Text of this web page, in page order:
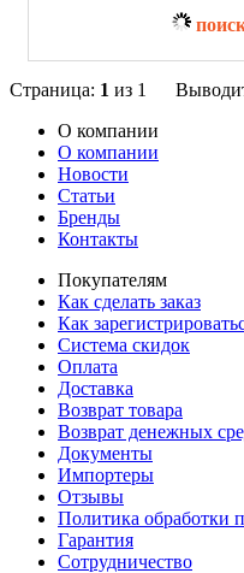
Страница: 1 из 1
О компании
О компании
Новости
Статьи
Бренды
Контакты
Покупателям
Как сделать заказ
Как
Система скидок
Оплата
Доставка
Возврат товара
Возврат денежных
Документы
Импортеры
Отзывы
Политика обработки
Гарантия
Сотрудничество